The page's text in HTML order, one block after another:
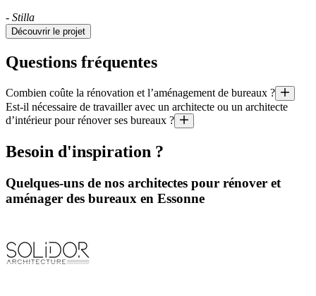
- Stilla
Découvrir le projet
Questions fréquentes
Combien coûte la rénovation et l’aménagement de bureaux ?
Quel est le prix au mètre carré d’une rénovation ? Quel budget
Il est aussi utile de préciser que le coût moyen d’un projet géré par
Est-il nécessaire de travailler avec un architecte ou un architecte
d’intérieur pour rénover ses bureaux ?
Il existe certains cas où il est obligatoire de travailler avec un
Besoin d'inspiration ?
Quelques-uns de nos architectes pour rénover et
aménager des bureaux en Essonne